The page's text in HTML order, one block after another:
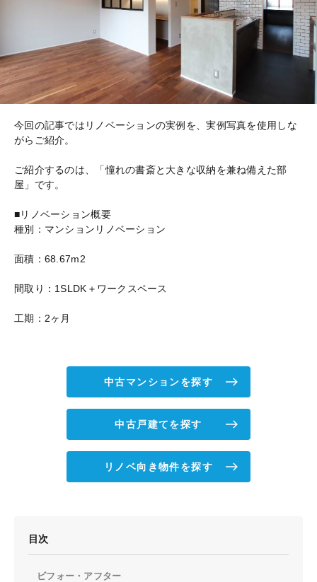
今回の記事ではリノベーションの実例を、実例写真を使用しな
がらご紹介。
ご紹介するのは、「憧れの書斎と大きな収納を兼ね備えた部
屋」です。
■リノベーション概要
種別：マンションリノベーション
面積：68.67m2
間取り：1SLDK＋ワークスペース
工期：2ヶ月
中古マンションを探す
中古戸建てを探す
リノベ向き物件を探す
目次
ビフォー・アフター